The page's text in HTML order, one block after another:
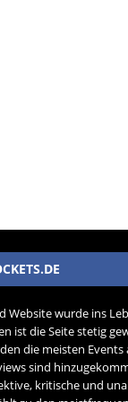
Website wurde ins
ist die Seite stetig
die meisten
sind
kritische und